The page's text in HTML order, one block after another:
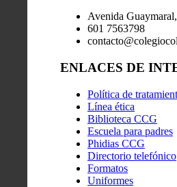
Avenida
601 7563798
ENLACES DE
Política de
Línea ética
Biblioteca CCG
Escuela para padres
Phidias CCG
Directorio telefónico
Formatos
Uniformes